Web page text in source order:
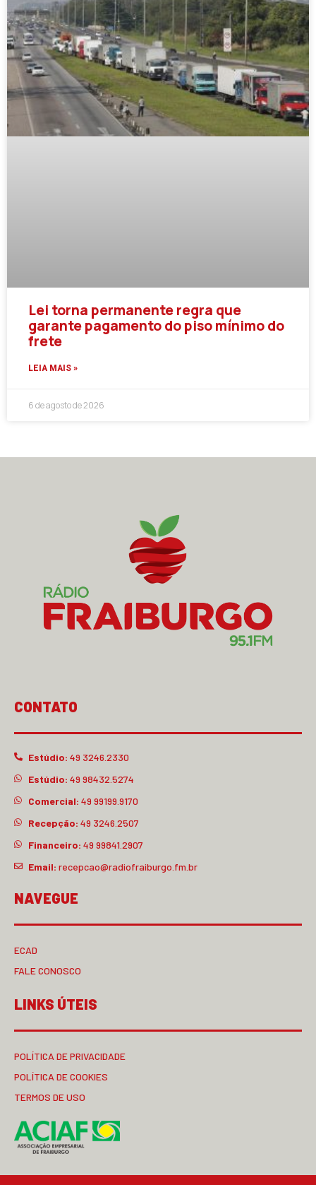
Lei torna permanente regra que
garante pagamento do piso mínimo do
frete
LEIA MAIS »
6 de agosto de 2026
CONTATO
Estúdio: 49 3246.2330
Estúdio: 49 98432.5274
Comercial: 49 99199.9170
Recepção: 49 3246.2507
Financeiro: 49 99841.2907
Email: recepcao@radiofraiburgo.fm.br
NAVEGUE
ECAD
FALE CONOSCO
LINKS ÚTEIS
POLÍTICA DE PRIVACIDADE
POLÍTICA DE COOKIES
TERMOS DE USO